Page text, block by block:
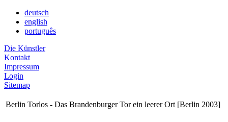
deutsch
english
português
Die Künstler
Kontakt
Impressum
Login
Sitemap
Berlin Torlos - Das Brandenburger Tor ein leerer Ort [Berlin 2003]